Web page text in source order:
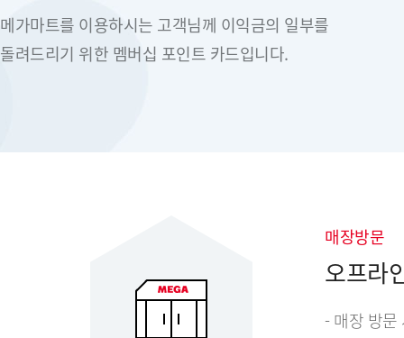
메가마트를 이용하시는 고객님께 이익금의 일부를
돌려드리기 위한 멤버십 포인트 카드입니다.
매장방문
오프라
- 매장 방문